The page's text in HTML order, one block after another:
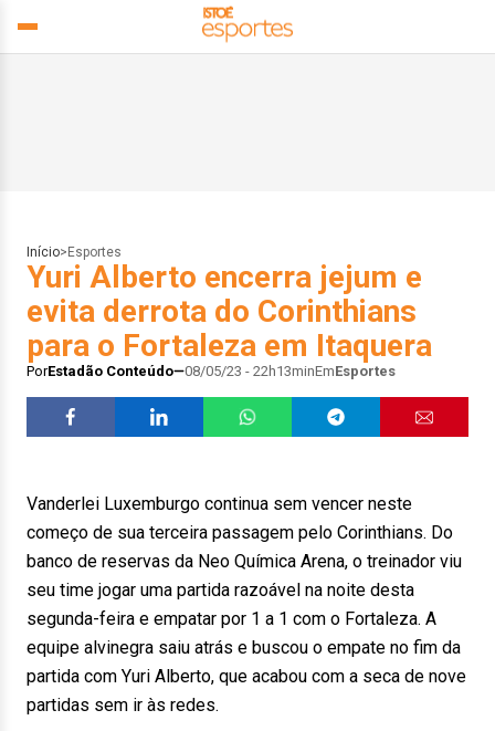
Início> Esportes
Yuri Alberto encerra jejum e
evita derrota do Corinthians
para o Fortaleza em Itaquera
PorEstadão Conteúdo 08/05/23 - 22h13minEmEsportes
Vanderlei Luxemburgo continua sem vencer neste
começo de sua terceira passagem pelo Corinthians. Do
banco de reservas da Neo Química Arena, o treinador viu
seu time jogar uma partida razoável na noite desta
segunda-feira e empatar por 1 a 1 com o Fortaleza. A
equipe alvinegra saiu atrás e buscou o empate no fim da
partida com Yuri Alberto, que acabou com a seca de nove
partidas sem ir às redes.